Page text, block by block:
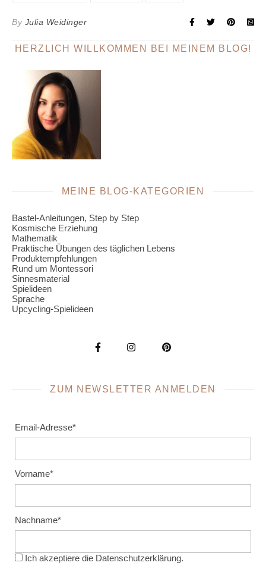
By Julia Weidinger
HERZLICH WILLKOMMEN BEI MEINEM BLOG!
MEINE BLOG-KATEGORIEN
Bastel-Anleitungen, Step by Step
Kosmische Erziehung
Mathematik
Praktische Übungen des täglichen Lebens
Produktempfehlungen
Rund um Montessori
Sinnesmaterial
Spielideen
Sprache
Upcycling-Spielideen
ZUM NEWSLETTER ANMELDEN
Email-Adresse*
Vorname*
Nachname*
Ich akzeptiere die Datenschutzerklärung.